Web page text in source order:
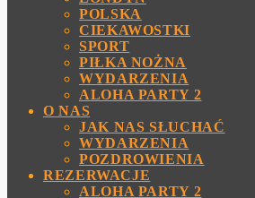
POLSKA
CIEKAWOSTKI
SPORT
PIŁKA NOŻNA
WYDARZENIA
ALOHA PARTY 2
O NAS
JAK NAS SŁUCHAĆ
WYDARZENIA
POZDROWIENIA
REZERWACJE
ALOHA PARTY 2